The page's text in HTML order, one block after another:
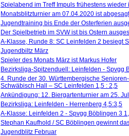
Spielabend im Treff Impuls frühestens wieder
Monatsblitzturnier am 07.04.2020 ist abgesagt
Jugendtraining bis Ende der Osterferien
Der Spielbetrieb im SVW ist bis Ostern
A-Klasse, Runde 8: SC Leinfelden 2 besiegt
Jugendbiltz März
Spieler des Monats März ist Markus Hofer
Bezirksliga-Spitzenduell: Leinfelden - Spvgg
4. Runde der 30. Württembergische
Schwäbisch Hall – SC Leinfelden 1,5 : 2,5
Ankündigung: 12. Biergartenturnier am 25.
Bezirksliga: Leinfelden - Herrenberg 4,5:3,5
A-Klasse: Leinfelden 2 - Spvgg Böblingen 3
Stephan Kaufhold / SC Böblingen gewinnt
Jugendblitz Februar